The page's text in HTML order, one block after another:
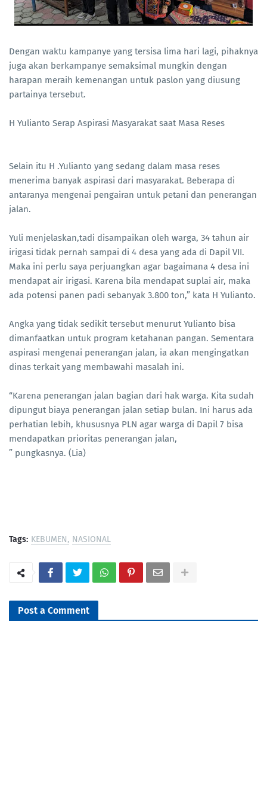
Dengan waktu kampanye yang tersisa lima hari lagi, pihaknya
juga akan berkampanye semaksimal mungkin dengan
harapan meraih kemenangan untuk paslon yang diusung
partainya tersebut.
H Yulianto Serap Aspirasi Masyarakat saat Masa Reses
Selain itu H .Yulianto yang sedang dalam masa reses
menerima banyak aspirasi dari masyarakat. Beberapa di
antaranya mengenai pengairan untuk petani dan penerangan
jalan.
Yuli menjelaskan,tadi disampaikan oleh warga, 34 tahun air
irigasi tidak pernah sampai di 4 desa yang ada di Dapil VII.
Maka ini perlu saya perjuangkan agar bagaimana 4 desa ini
mendapat air irigasi. Karena bila mendapat suplai air, maka
ada potensi panen padi sebanyak 3.800 ton,” kata H Yulianto.
Angka yang tidak sedikit tersebut menurut Yulianto bisa
dimanfaatkan untuk program ketahanan pangan. Sementara
aspirasi mengenai penerangan jalan, ia akan mengingatkan
dinas terkait yang membawahi masalah ini.
“Karena penerangan jalan bagian dari hak warga. Kita sudah
dipungut biaya penerangan jalan setiap bulan. Ini harus ada
perhatian lebih, khususnya PLN agar warga di Dapil 7 bisa
mendapatkan prioritas penerangan jalan,
” pungkasnya. (Lia)
Tags: KEBUMEN NASIONAL
Post a Comment